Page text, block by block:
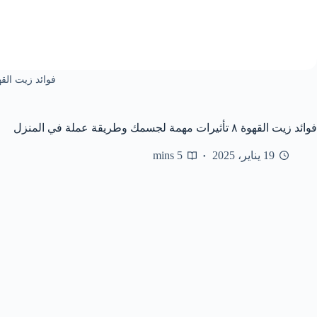
فوائد زيت
فوائد زيت القهوة ٨ تأثيرات مهمة لجسمك وطريقة عملة في المنزل
19 يناير، 2025 5 mins